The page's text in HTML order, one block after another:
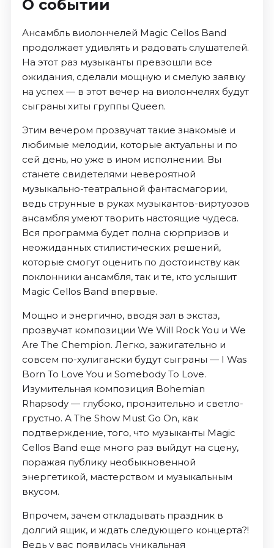
О событии
Ансамбль виолончелей Magic Cellos Band
продолжает удивлять и радовать слушателей.
На этот раз музыканты превзошли все
ожидания, сделали мощную и смелую заявку
на успех — в этот вечер на виолончелях будут
сыграны хиты группы Queen.
Этим вечером прозвучат такие знакомые и
любимые мелодии, которые актуальны и по
сей день, но уже в ином исполнении. Вы
станете свидетелями невероятной
музыкально-театральной фантасмагории,
ведь струнные в руках музыкантов-виртуозов
ансамбля умеют творить настоящие чудеса.
Вся программа будет полна сюрпризов и
неожиданных стилистических решений,
которые смогут оценить по достоинству как
поклонники ансамбля, так и те, кто услышит
Magic Cellos Band впервые.
Мощно и энергично, вводя зал в экстаз,
прозвучат композиции We Will Rock You и We
Are The Chempion. Легко, зажигательно и
совсем по-хулигански будут сыграны — I Was
Born To Love You и Somebody To Love.
Изумительная композиция Bohemian
Rhapsody — глубоко, пронзительно и светло-
грустно. А The Show Must Go On, как
подтверждение, того, что музыканты Magic
Cellos Band еще много раз выйдут на сцену,
поражая публику необыкновенной
энергетикой, мастерством и музыкальным
вкусом.
Впрочем, зачем откладывать праздник в
долгий ящик, и ждать следующего концерта?!
Ведь у вас появилась уникальная